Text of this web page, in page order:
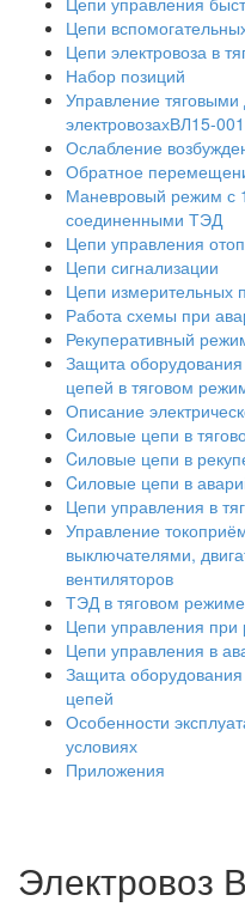
Цепи
Цепи электровоза в
Набор позиций
Управление тяговыми
электровозахВЛ15-
Ослабление
Обратное
Маневровый режим с
соединенными ТЭД
Цепи управления
Цепи сигнализации
Цепи измерительных
Работа схемы при
Рекуперативный
Защита
цепей в тяговом
Описание
Cиловые цепи в
Cиловые цепи в
Cиловые цепи в
Цепи управления в
Управление
выключателями,
вентиляторов
ТЭД в тяговом режиме
Цепи управления при
Цепи управления в
Защита
цепей
Особенности
условиях
Приложения
Электровоз